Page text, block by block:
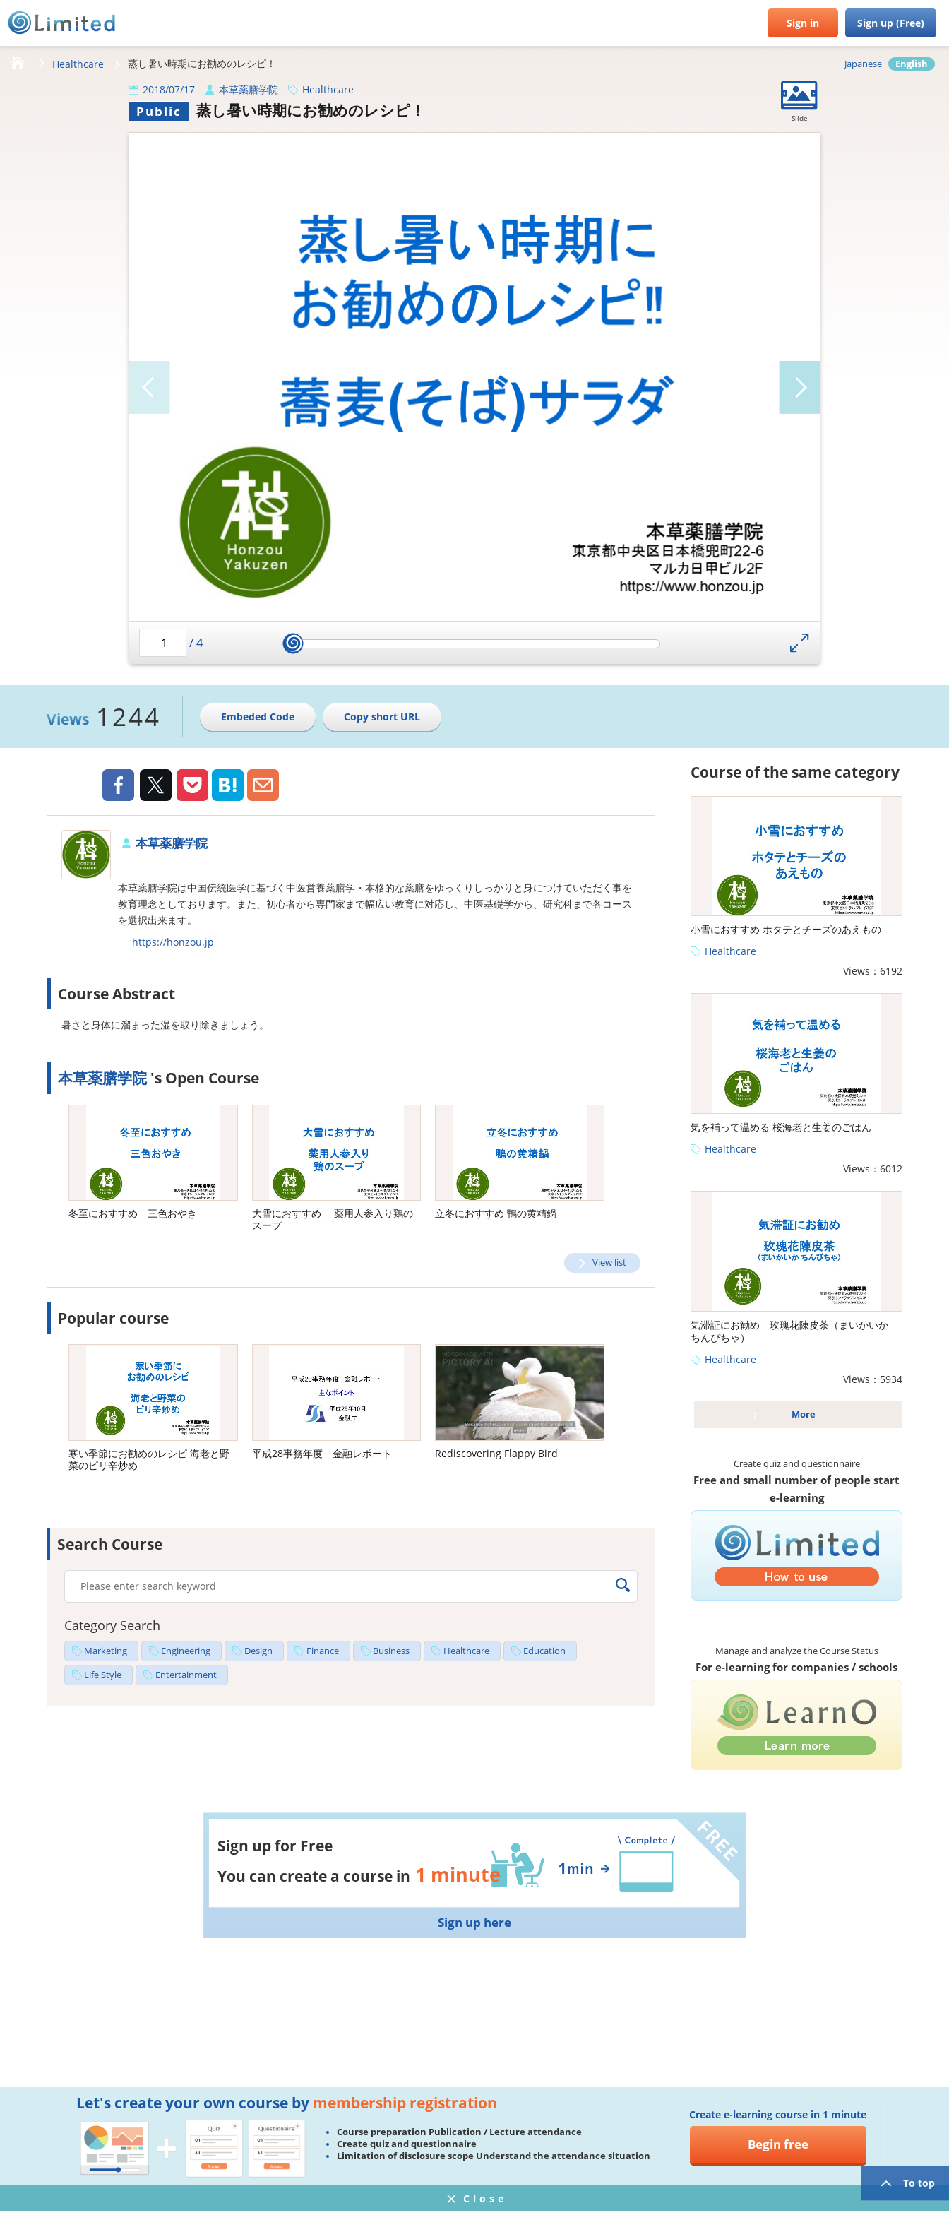
Sign in Sign up (Free)
HOMEHealthcare 蒸し暑い時期にお勧めのレシピ！ Japanese English
2018/07/17 本草薬膳学院 Healthcare
Public 蒸し暑い時期にお勧めのレシピ！ Slide
/4
Views 1244 Embeded Code Copy short URL
本草薬膳学院
本草薬膳学院は中国伝統医学に基づく中医営養薬膳学・本格的な薬膳をゆっくりしっかりと身につけていただく事を
教育理念としております。また、初心者から専門家まで幅広い教育に対応し、中医基礎学から、研究科まで各コース
を選択出来ます。
https://honzou.jp
Course Abstract
暑さと身体に溜まった湿を取り除きましょう。
本草薬膳学院's Open Course
冬至におすすめ 三色おやき
大雪におすすめ 薬用人参入り鶏の
スープ
立冬におすすめ 鴨の黄精鍋
View list
Popular course
寒い季節にお勧めのレシピ 海老と野
菜のピリ辛炒め
平成28事務年度 金融レポート Rediscovering Flappy Bird
Search Course
Category Search
Marketing Engineering Design Finance Business Healthcare
Education
Life Style
Entertainment
Course of the same category
小雪におすすめ ホタテとチーズのあえもの
Healthcare
Views：6192
気を補って温める 桜海老と生姜のごはん
Healthcare
Views：6012
気滞証にお勧め 玫瑰花陳皮茶（まいかいか
ちんぴちゃ）
Healthcare
Views：5934
More
Create quiz and questionnaire
Free and small number of people start
e-learning
Manage and analyze the Course Status
For e-learning for companies / schools
Sign up for Free
You can create a course in 1 minute
Sign up here
To top
Let's create your own course by membership registration
Course preparation Publication / Lecture attendance
Create quiz and questionnaire
Limitation of disclosure scope Understand the attendance situation
Create e-learning course in 1 minute
Begin free
Close